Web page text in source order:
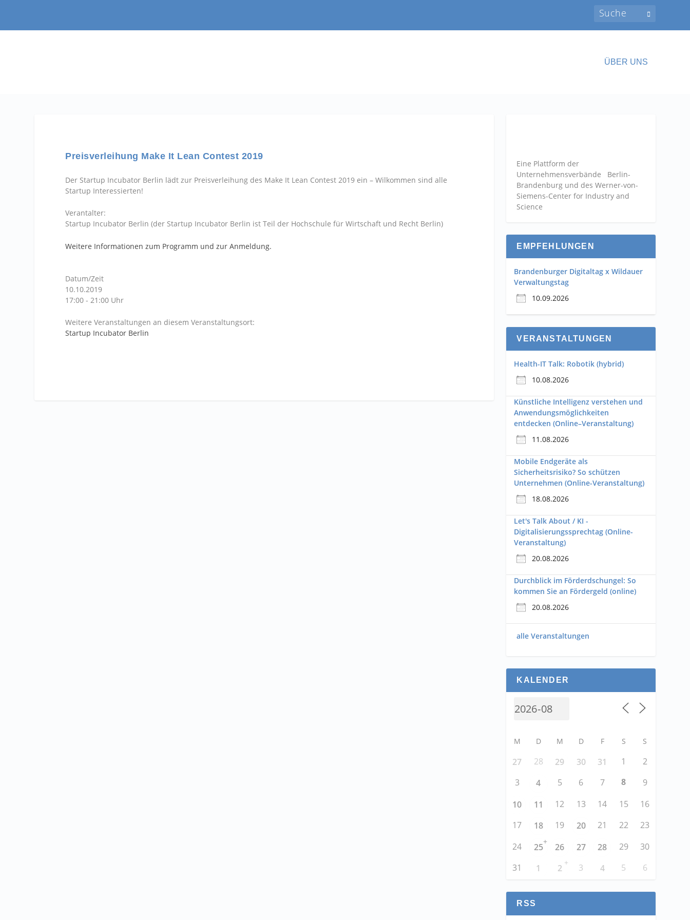
ÜBER UNS
Preisverleihung Make It Lean Contest 2019
Der Startup Incubator Berlin lädt zur Preisverleihung des Make It Lean Contest 2019 ein – Wilkommen sind alle
Startup Interessierten!
Verantalter:
Startup Incubator Berlin (der Startup Incubator Berlin ist Teil der Hochschule für Wirtschaft und Recht Berlin)
Weitere Informationen zum Programm und zur Anmeldung.
Datum/Zeit
10.10.2019
17:00 - 21:00 Uhr
Weitere Veranstaltungen an diesem Veranstaltungsort:
Startup Incubator Berlin
Eine Plattform der
Unternehmensverbände Berlin-
Brandenburg und des Werner-von-
Siemens-Center for Industry and
Science
EMPFEHLUNGEN
Brandenburger Digitaltag x Wildauer
Verwaltungstag
10.09.2026
VERANSTALTUNGEN
Health-IT Talk: Robotik (hybrid)
10.08.2026
Künstliche Intelligenz verstehen und
Anwendungsmöglichkeiten
entdecken (Online–Veranstaltung)
11.08.2026
Mobile Endgeräte als
Sicherheitsrisiko? So schützen
Unternehmen (Online-Veranstaltung)
18.08.2026
Let's Talk About / KI -
Digitalisierungssprechtag (Online-
Veranstaltung)
20.08.2026
Durchblick im Förderdschungel: So
kommen Sie an Fördergeld (online)
20.08.2026
alle Veranstaltungen
KALENDER
M D M D F S S
27 28 29 30 31 1
2
3
4 5 6 7 8
9
10
11 12 13 14 15
16
17
18 19 20 21 22
23
24
25
+
26 27 28 29
30
31
1 2
+ 3 4 5 6
RSS